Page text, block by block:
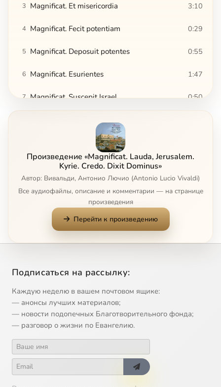
3 Magnificat. Et misericordia 3:10
4 Magnificat. Fecit potentiam 0:29
5 Magnificat. Deposuit potentes 0:55
6 Magnificat. Esurientes 1:47
7 Magnificat. Suscepit Israel 0:50
Lauda, Jerusalem. Kyrie.
11 Kyrie. Kyrie eleiso 4:06
Kyrie. Christe eleison
Kyrie. Kyrie eleison
15 Credo. Et incarnatus est
16 Credo. Crucifixus
17 Credo. Et resurrexit
18 Dixit Dominus. Dixit Dominus
19 Dixit Dominus. Donec ponam
Произведение «Magnificat. Lauda, Jerusalem.
Kyrie. Credo. Dixit Dominus»
Автор: Вивальди, Антонио Лючио (Antonio Lucio Vivaldi)
Все аудиофайлы, описание и комментарии — на странице
произведения
Перейти к произведению
Подписаться на рассылку:
Каждую неделю в вашем почтовом ящике:
— анонсы лучших материалов;
— новости подопечных Благотворительного фонда;
— разговор о жизни по Евангелию.